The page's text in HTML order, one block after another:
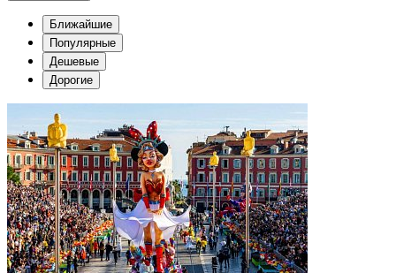
Ближайшие
Популярные
Дешевые
Дорогие